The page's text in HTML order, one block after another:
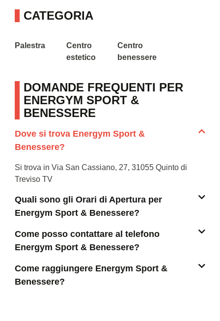
CATEGORIA
Palestra
Centro
estetico
Centro
benessere
DOMANDE FREQUENTI PER
ENERGYM SPORT &
BENESSERE
Dove si trova Energym Sport &
Benessere?
Si trova in Via San Cassiano, 27, 31055 Quinto di
Treviso TV
Quali sono gli Orari di Apertura per
Energym Sport & Benessere?
Come posso contattare al telefono
Energym Sport & Benessere?
Come raggiungere Energym Sport &
Benessere?